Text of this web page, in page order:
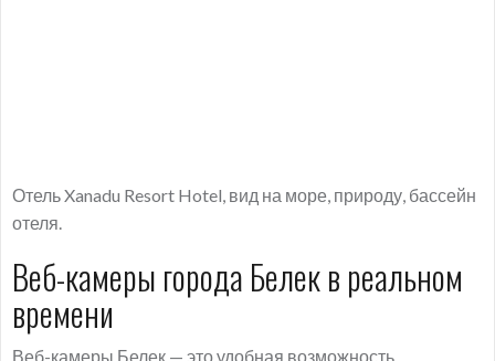
Отель Xanadu Resort Hotel, вид на море, природу, бассейн
отеля.
Веб-камеры города Белек в реальном
времени
Веб-камеры Белек — это удобная возможность